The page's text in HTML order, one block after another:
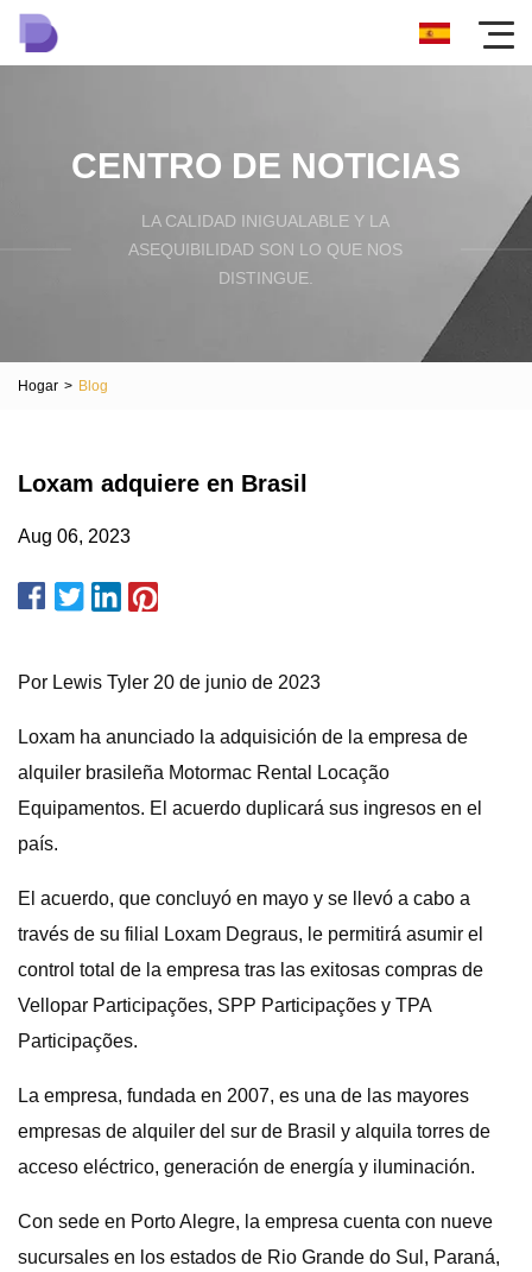
CENTRO DE NOTICIAS
LA CALIDAD INIGUALABLE Y LA
ASEQUIBILIDAD SON LO QUE NOS
DISTINGUE.
Hogar > Blog
Loxam adquiere en Brasil
Aug 06, 2023
Por Lewis Tyler 20 de junio de 2023
Loxam ha anunciado la adquisición de la empresa de
alquiler brasileña Motormac Rental Locação
Equipamentos. El acuerdo duplicará sus ingresos en el
país.
El acuerdo, que concluyó en mayo y se llevó a cabo a
través de su filial Loxam Degraus, le permitirá asumir el
control total de la empresa tras las exitosas compras de
Vellopar Participações, SPP Participações y TPA
Participações.
La empresa, fundada en 2007, es una de las mayores
empresas de alquiler del sur de Brasil y alquila torres de
acceso eléctrico, generación de energía y iluminación.
Con sede en Porto Alegre, la empresa cuenta con nueve
sucursales en los estados de Rio Grande do Sul, Paraná,